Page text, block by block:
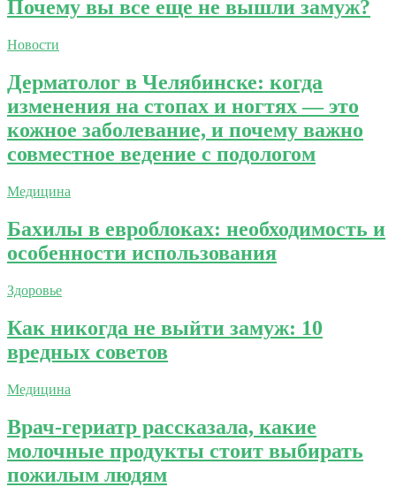
Почему вы все еще не вышли замуж?
Новости
Дерматолог в Челябинске: когда
изменения на стопах и ногтях — это
кожное заболевание, и почему важно
совместное ведение с подологом
Медицина
Бахилы в евроблоках: необходимость и
особенности использования
Здоровье
Как никогда не выйти замуж: 10
вредных советов
Медицина
Врач-гериатр рассказала, какие
молочные продукты стоит выбирать
пожилым людям